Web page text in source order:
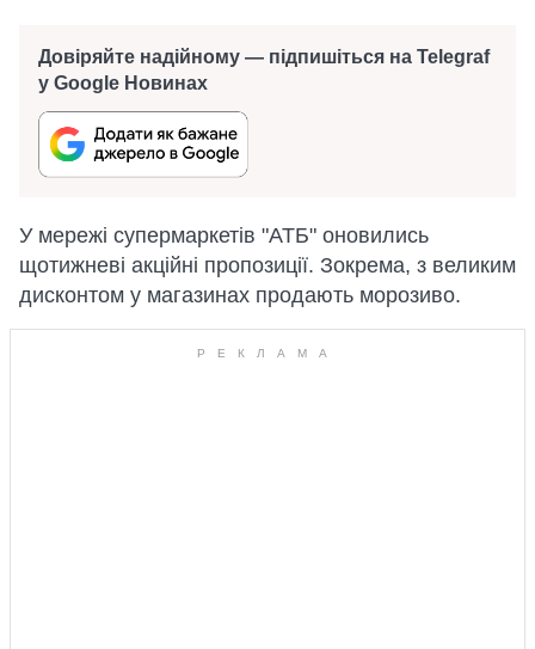
Довіряйте надійному — підпишіться на Telegraf
у Google Новинах
У мережі супермаркетів "АТБ" оновились
щотижневі акційні пропозиції. Зокрема, з великим
дисконтом у магазинах продають морозиво.